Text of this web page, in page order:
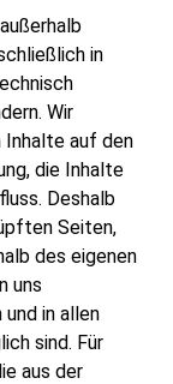
in
Wir
Inhalte auf den
die Inhalte
Deshalb
Seiten,
des eigenen
uns
in allen
sind. Für
aus der